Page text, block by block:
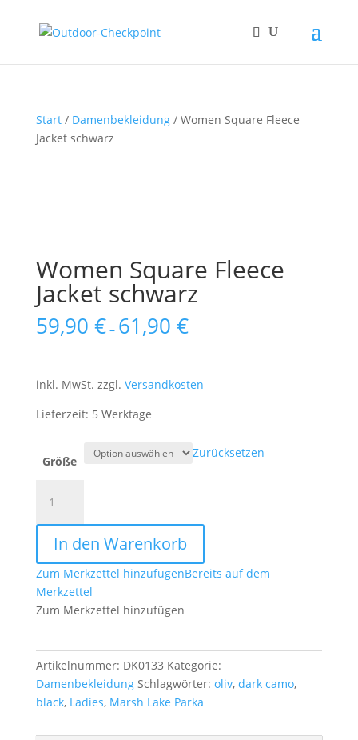
Start/ Damenbekleidung/ Women Square Fleece
Jacket schwarz
Women Square Fleece
Jacket schwarz
59,90 €– 61,90 €
inkl. MwSt. zzgl. Versandkosten
Lieferzeit: 5 Werktage
Größe
Zurücksetzen
Square
Fleece
Jacket
schwarz
Menge
In den Warenkorb
Zum Merkzettel hinzufügenBereits auf dem
Merkzettel
Zum Merkzettel hinzufügen
Artikelnummer: DK0133 Kategorie:
Damenbekleidung Schlagwörter: oliv, dark camo,
black, Ladies, Marsh Lake Parka